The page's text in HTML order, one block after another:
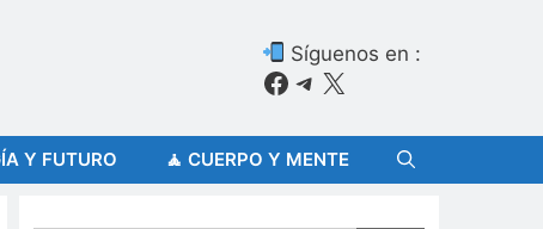
Síguenos en :
Facebook
Telegram
X
Y FUTURO 🧘 CUERPO Y MENTE